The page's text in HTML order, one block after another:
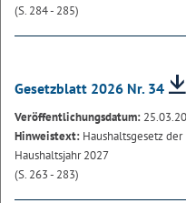
(S. 284 - 285)
Gesetzblatt 2026 Nr. 34
Veröffentlichungsdatum:
Hinweistext: Haushaltsgesetz
Haushaltsjahr 2027
(S. 263 - 283)